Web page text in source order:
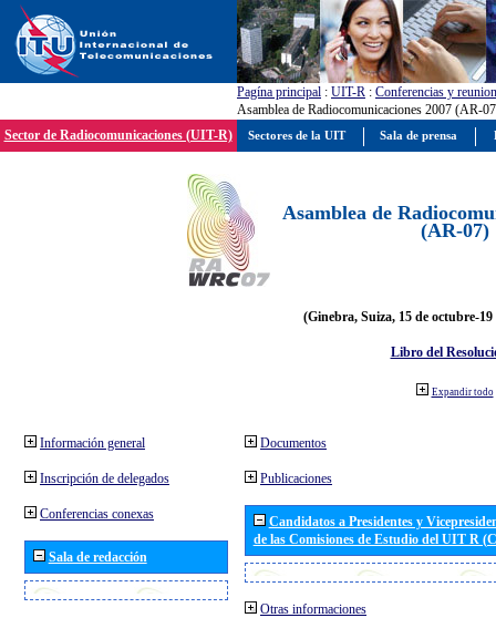
Pagína principal : UIT-R : Conferencias y
Asamblea de Radiocomunicaciones 2007 (AR-
Sector de Radiocomunicaciones (UIT-R)
Asamblea de
(AR-07)
(Ginebra, Suiza, 15 de octubre-19
Libro del
Expandir todo
Información general
Inscripción de delegados
Conferencias conexas
Sala de redacción
Documentos
Publicaciones
Candidatos a Presidentes y
de las Comisiones de Estudio del UIT R
Otras informaciones
Sectores de la UIT Sala de prensa